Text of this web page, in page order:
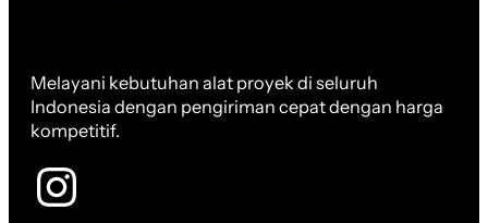
Melayani kebutuhan alat proyek di seluruh
Indonesia dengan pengiriman cepat dengan harga
kompetitif.